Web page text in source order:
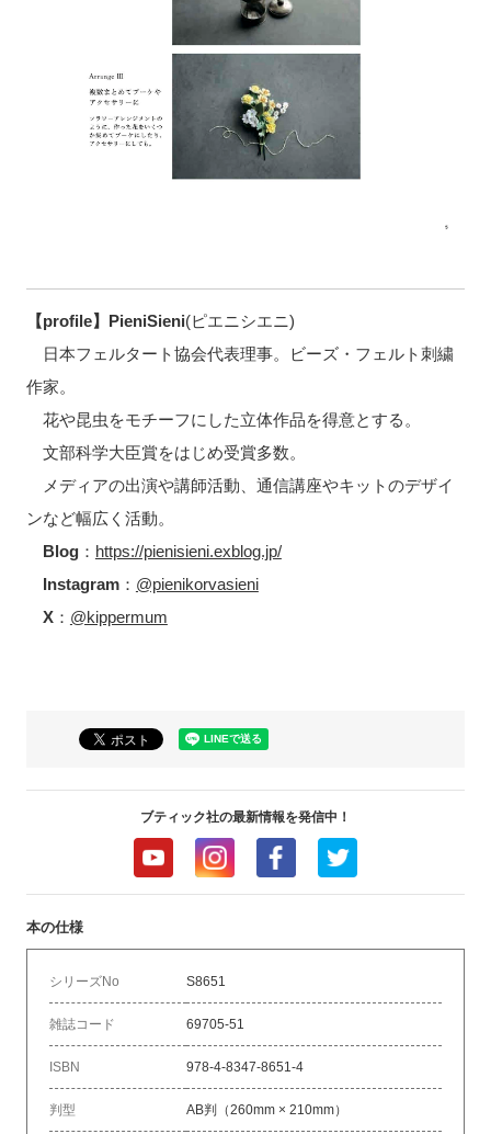
【profile】 PieniSieni(ピエニシエニ)
日本フェルタート協会代表理事。ビーズ・フェルト刺繍
作家。
花や昆虫をモチーフにした立体作品を得意とする。
文部科学大臣賞をはじめ受賞多数。
メディアの出演や講師活動、通信講座やキットのデザイ
ンなど幅広く活動。
Blog： https://pienisieni.exblog.jp/
Instagram： @pienikorvasieni
X： @kippermum
ブティック社の最新情報を発信中！
本の仕様
シリーズNo S8651
雑誌コード 69705-51
ISBN 978-4-8347-8651-4
判型 AB判（260mm × 210mm）